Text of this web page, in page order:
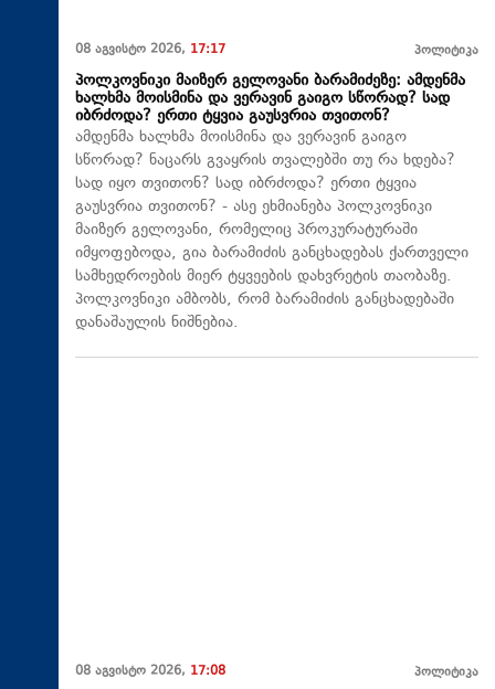
08 აგვისტო 2026, 17:17 პოლიტიკა
პოლკოვნიკი მაიზერ გელოვანი ბარამიძეზე: ამდენმა
ხალხმა მოისმინა და ვერავინ გაიგო სწორად? სად
იბრძოდა? ერთი ტყვია გაუსვრია თვითონ?
ამდენმა ხალხმა მოისმინა და ვერავინ გაიგო
სწორად? ნაცარს გვაყრის თვალებში თუ რა ხდება?
სად იყო თვითონ? სად იბრძოდა? ერთი ტყვია
გაუსვრია თვითონ? - ასე ეხმიანება პოლკოვნიკი
მაიზერ გელოვანი, რომელიც პროკურატურაში
იმყოფებოდა, გია ბარამიძის განცხადებას ქართველი
სამხედროების მიერ ტყვეების დახვრეტის თაობაზე.
პოლკოვნიკი ამბობს, რომ ბარამიძის განცხადებაში
დანაშაულის ნიშნებია.
08 აგვისტო 2026, 17:08 პოლიტიკა